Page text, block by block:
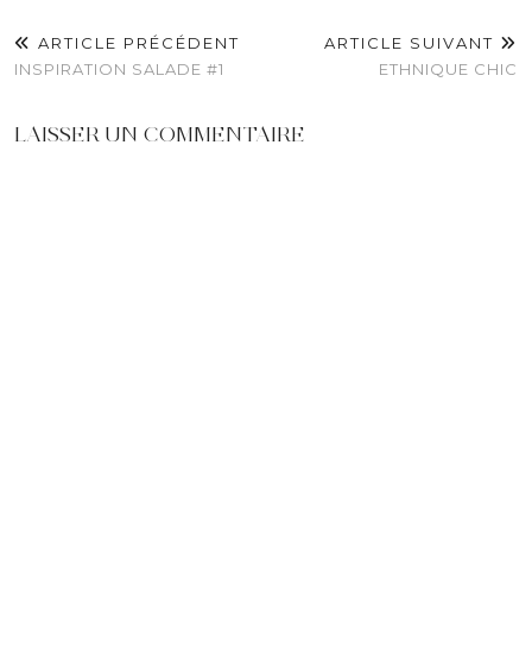
ARTICLE PRÉCÉDENT
INSPIRATION SALADE #1
ARTICLE SUIVANT
ETHNIQUE CHIC
LAISSER UN COMMENTAIRE